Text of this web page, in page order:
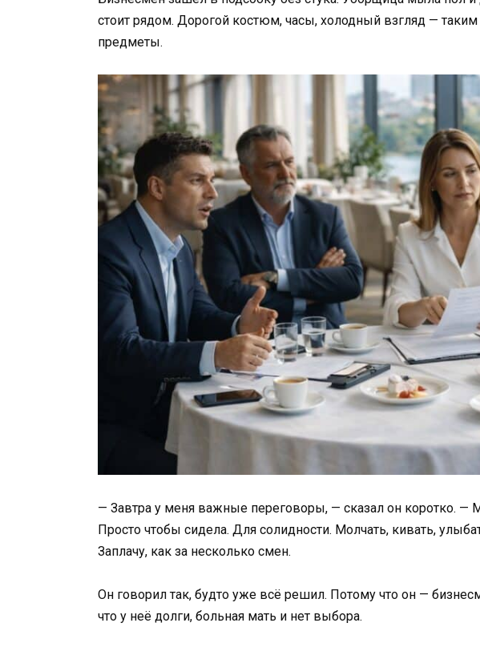
стоит рядом. Дорогой костюм, часы, холодный взгляд —
предметы.
— Завтра у меня важные переговоры, — сказал он коротко.
Просто чтобы сидела. Для солидности. Молчать, кивать,
Заплачу, как за несколько смен.
Он говорил так, будто уже всё решил. Потому что он —
что у неё долги, больная мать и нет выбора.